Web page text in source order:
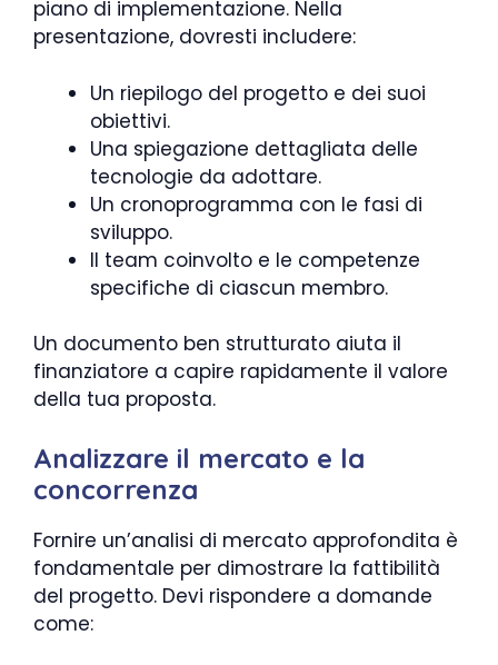
piano di implementazione. Nella
presentazione, dovresti includere:
Un riepilogo del progetto e dei suoi
obiettivi.
Una spiegazione dettagliata delle
tecnologie da adottare.
Un cronoprogramma con le fasi di
sviluppo.
Il team coinvolto e le competenze
specifiche di ciascun membro.
Un documento ben strutturato aiuta il
finanziatore a capire rapidamente il valore
della tua proposta.
Analizzare il mercato e la
concorrenza
Fornire un’analisi di mercato approfondita è
fondamentale per dimostrare la fattibilità
del progetto. Devi rispondere a domande
come: